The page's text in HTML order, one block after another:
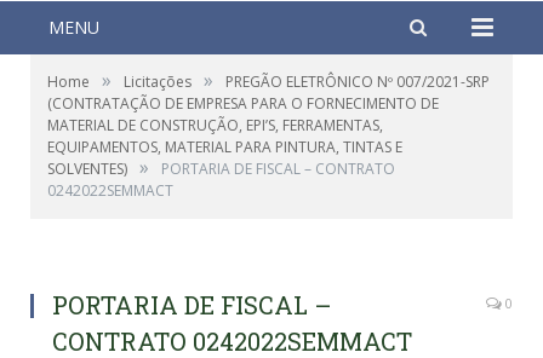
MENU
Home » Licitações »
PREGÃO ELETRÔNICO Nº 007/2021-SRP
(CONTRATAÇÃO DE EMPRESA PARA O FORNECIMENTO DE
MATERIAL DE CONSTRUÇÃO, EPI’S, FERRAMENTAS,
EQUIPAMENTOS, MATERIAL PARA PINTURA, TINTAS E
SOLVENTES) »
PORTARIA DE FISCAL – CONTRATO
0242022SEMMACT
PORTARIA DE FISCAL –
CONTRATO 0242022SEMMACT
0